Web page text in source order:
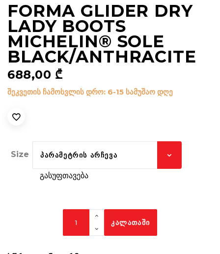
FORMA GLIDER DRY
LADY BOOTS
MICHELIN® SOLE
BLACK/ANTHRACITE
688,00 ₾
შეკვეთის ჩამოსვლის დრო: 6-15 სამუშაო დღე
Size ᲞᲐᲠᲐᲛᲔᲢᲠᲘᲡ ᲐᲠᲩᲔᲕᲐ
გასუფთავება
ᲙᲐᲚᲐᲗᲐᲨᲘ